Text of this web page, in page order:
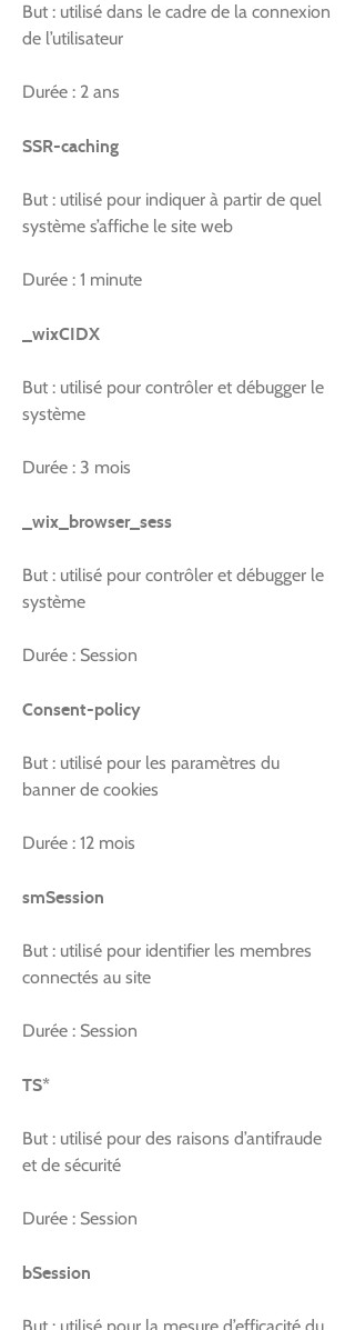
But : utilisé dans le cadre de la connexion
de l’utilisateur
Durée : 2 ans
SSR-caching
But : utilisé pour indiquer à partir de quel
système s’affiche le site web
Durée : 1 minute
_wixCIDX
But : utilisé pour contrôler et débugger le
système
Durée : 3 mois
_wix_browser_sess
But : utilisé pour contrôler et débugger le
système
Durée : Session
Consent-policy
But : utilisé pour les paramètres du
banner de cookies
Durée : 12 mois
smSession
But : utilisé pour identifier les membres
connectés au site
Durée : Session
TS*
But : utilisé pour des raisons d’antifraude
et de sécurité
Durée : Session
bSession